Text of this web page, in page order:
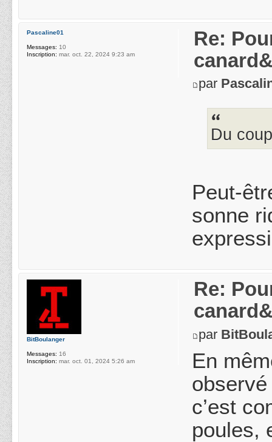
Re:
par
Du
Peut-
sonne
Pascaline01
Messages: 10
Inscription: mar. oct. 22, 2024 9:23 am
Re:
par
En
c’est
poules,
BitBoulanger
Messages: 16
Inscription: mar. oct. 01, 2024 5:26 am